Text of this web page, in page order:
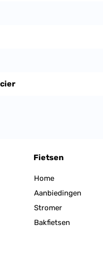
Fietsen
Home
Aanbiedingen
Stromer
Bakfietsen